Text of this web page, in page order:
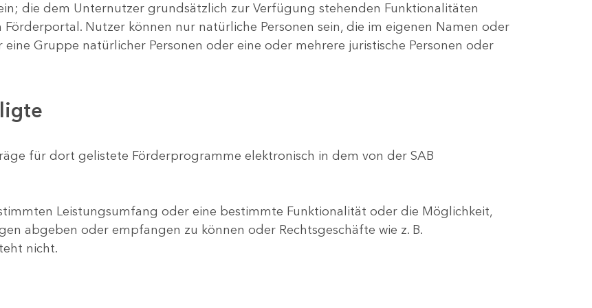
die dem Unternutzer grundsätzlich zur Verfügung stehenden Funktionalitäten
Nutzer können nur natürliche Personen sein, die im eigenen Namen oder
Gruppe natürlicher Personen oder eine oder mehrere juristische Personen oder
für dort gelistete Förderprogramme elektronisch in dem von der SAB
Leistungsumfang oder eine bestimmte Funktionalität oder die Möglichkeit,
abgeben oder empfangen zu können oder Rechtsgeschäfte wie z. B.
nicht.